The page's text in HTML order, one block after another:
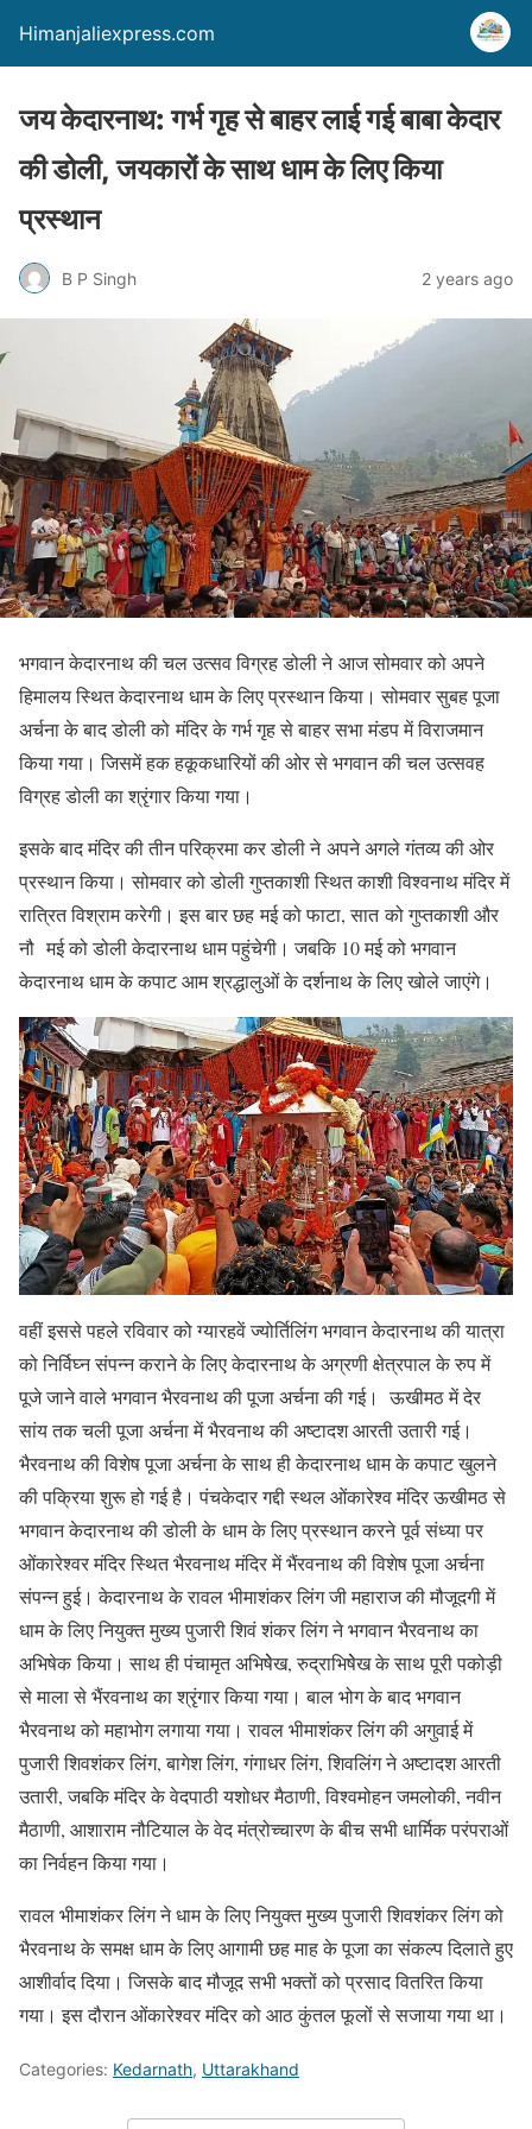
Himanjaliexpress.com
जय केदारनाथ: गर्भ गृह से बाहर लाई गई बाबा केदार
की डोली, जयकारों के साथ धाम के लिए किया
प्रस्थान
B P Singh 2 years ago
भगवान केदारनाथ की चल उत्सव विग्रह डोली ने आज सोमवार को अपने
हिमालय स्थित केदारनाथ धाम के लिए प्रस्थान किया। सोमवार सुबह पूजा
अर्चना के बाद डोली को मंदिर के गर्भ गृह से बाहर सभा मंडप में विराजमान
किया गया। जिसमें हक हकूकधारियों की ओर से भगवान की चल उत्सवह
विग्रह डोली का श्रृंगार किया गया।
इसके बाद मंदिर की तीन परिक्रमा कर डोली ने अपने अगले गंतव्य की ओर
प्रस्थान किया। सोमवार को डोली गुप्तकाशी स्थित काशी विश्वनाथ मंदिर में
रात्रित विश्राम करेगी। इस बार छह मई को फाटा, सात को गुप्तकाशी और
नौ मई को डोली केदारनाथ धाम पहुंचेगी। जबकि 10 मई को भगवान
केदारनाथ धाम के कपाट आम श्रद्धालुओं के दर्शनाथ के लिए खोले जाएंगे।
वहीं इससे पहले रविवार को ग्यारहवें ज्योर्तिलिंग भगवान केदारनाथ की यात्रा
को निर्विघ्न संपन्न कराने के लिए केदारनाथ के अग्रणी क्षेत्रपाल के रुप में
पूजे जाने वाले भगवान भैरवनाथ की पूजा अर्चना की गई। ऊखीमठ में देर
सांय तक चली पूजा अर्चना में भैरवनाथ की अष्टादश आरती उतारी गई।
भैरवनाथ की विशेष पूजा अर्चना के साथ ही केदारनाथ धाम के कपाट खुलने
की पक्रिया शुरू हो गई है। पंचकेदार गद्दी स्थल ओंकारेश्व मंदिर ऊखीमठ से
भगवान केदारनाथ की डोली के धाम के लिए प्रस्थान करने पूर्व संध्या पर
ओंकारेश्वर मंदिर स्थित भैरवनाथ मंदिर में भैंरवनाथ की विशेष पूजा अर्चना
संपन्न हुई। केदारनाथ के रावल भीमाशंकर लिंग जी महाराज की मौजूदगी में
धाम के लिए नियुक्त मुख्य पुजारी शिवं शंकर लिंग ने भगवान भैरवनाथ का
अभिषेक किया। साथ ही पंचामृत अभिषेेख, रुद्राभिषेेख के साथ पूरी पकोड़ी
से माला से भैंरवनाथ का श्रृंगार किया गया। बाल भोग के बाद भगवान
भैरवनाथ को महाभोग लगाया गया। रावल भीमाशंकर लिंग की अगुवाई में
पुजारी शिवशंकर लिंग, बागेश लिंग, गंगाधर लिंग, शिवलिंग ने अष्टादश आरती
उतारी, जबकि मंदिर के वेदपाठी यशोधर मैठाणी, विश्वमोहन जमलोकी, नवीन
मैठाणी, आशाराम नौटियाल के वेद मंत्रोच्चारण के बीच सभी धार्मिक परंपराओं
का निर्वहन किया गया।
रावल भीमाशंकर लिंग ने धाम के लिए नियुक्त मुख्य पुजारी शिवशंकर लिंग को
भैरवनाथ के समक्ष धाम के लिए आगामी छह माह के पूजा का संकल्प दिलाते हुए
आशीर्वाद दिया। जिसके बाद मौजूद सभी भक्तों को प्रसाद वितरित किया
गया। इस दौरान ओंकारेश्वर मंदिर को आठ कुंतल फूलों से सजाया गया था।
Categories: Kedarnath, Uttarakhand